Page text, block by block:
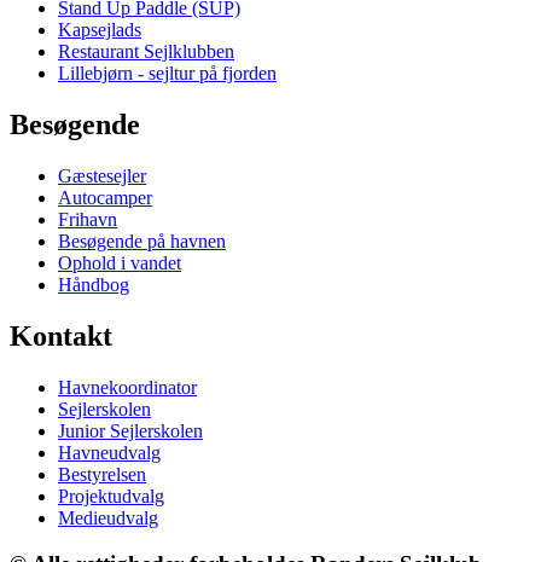
Stand Up Paddle (SUP)
Kapsejlads
Restaurant Sejlklubben
Lillebjørn - sejltur på fjorden
Besøgende
Gæstesejler
Autocamper
Frihavn
Besøgende på havnen
Ophold i vandet
Håndbog
Kontakt
Havnekoordinator
Sejlerskolen
Junior Sejlerskolen
Havneudvalg
Bestyrelsen
Projektudvalg
Medieudvalg